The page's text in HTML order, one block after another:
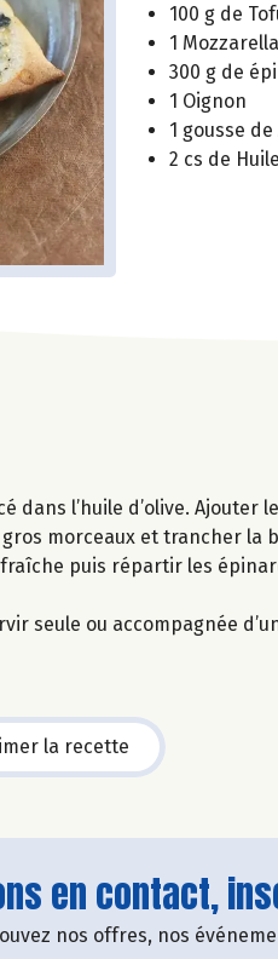
100 g de
1 Mozzarella
300 g de
1 Oignon
1 gousse de
2 cs de
dans l’huile d’olive.
morceaux et trancher la
puis répartir les
seule ou accompagnée
la recette
en contact,
nos offres, nos